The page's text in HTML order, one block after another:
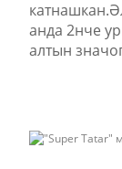
анда 2нче
алтын